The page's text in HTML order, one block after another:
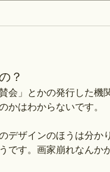
？
会」とかの発行した機
かはわからないです。
デザインのほうは分か
です。画家崩れなんか